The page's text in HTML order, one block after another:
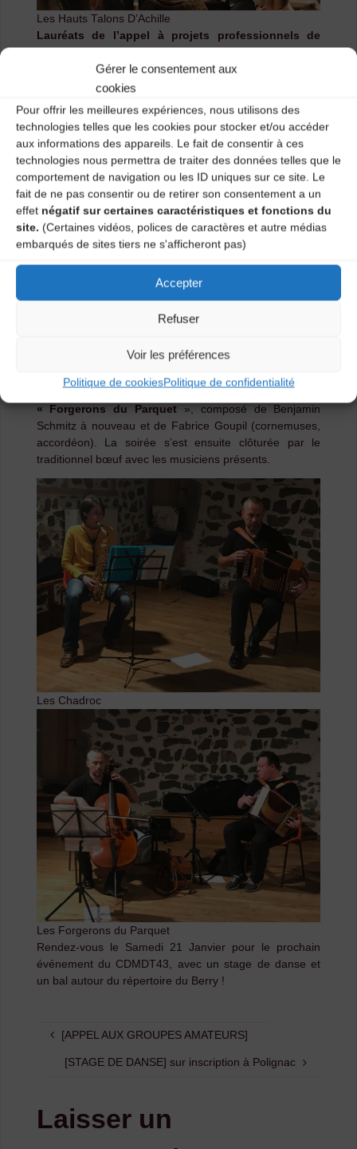
Gérer le consentement aux
cookies
Pour offrir les meilleures expériences, nous utilisons des
technologies telles que les cookies pour stocker et/ou accéder
aux informations des appareils. Le fait de consentir à ces
technologies nous permettra de traiter des données telles que le
comportement de navigation ou les ID uniques sur ce site. Le
fait de ne pas consentir ou de retirer son consentement a un
effet négatif sur certaines caractéristiques et fonctions du
site. (Certaines vidéos, polices de caractères et autre médias
embarqués de sites tiers ne s'afficheront pas)
Accepter
Refuser
Voir les préférences
Politique de cookiesPolitique de confidentialité
Les Hauts Talons D’Achille
Lauréats de l’appel à projets professionnels de
2021, ils ont passé deux semaines en résidence à la
Grange en février 2022 où ils ont pu piocher et mettre
en musique plusieurs chansons du répertoire altiligérien
composé de morceaux du Nivernais et du Morvan. Leur
thème de prédilection :
les chansons mettant en
avant les femmes et celles qui étonnent
leurs sujets, que par leurs mélodies ou leurs
conclusions, en tout cas toutes celles qui nous
racontent une histoire…
Le public a été attentif et a eu « du répondant » sur les
chansons qui s’y prêtaient, pour ce format de concert
autour de la chanson traditionnelle qui sort des
programmations habituelles.
place aux danseurs et aux groupes ayant répondu
composé de Gaëlle Schmitz (saxophone) et Benjamin
Schmitz (violoncelle, accordéon) a ouvert le bal suivi de
l’ensemble impromptu du CDMDT43et du groupe les
« Forgerons du Parquet », composé de Benjamin
Schmitz à nouveau et de Fabrice Goupil (cornemuses,
accordéon). La soirée s’est ensuite clôturée par le
traditionnel bœuf avec les musiciens présents.
Les Chadroc
Les Forgerons du Parquet
Rendez-vous le Samedi 21 Janvier pour le prochain
événement du CDMDT43, avec un stage de danse et
un bal autour du répertoire du Berry !
[APPEL AUX GROUPES AMATEURS]
[STAGE DE DANSE] sur inscription à Polignac
Laisser un